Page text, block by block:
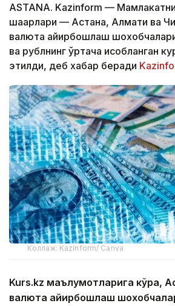
ASTANA. Kazinform —
шаҳарлари — Астана, Алмати ва
валюта айирбошлаш
ва рублнинг ўртача ҳисобланган
этилди, деб хабар беради
Коллаж: Kazinform/ Canva
Kurs.kz маълумотларига кўра,
валюта айирбошлаш